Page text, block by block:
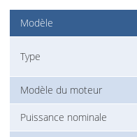
Modèle
Type
Modèle du moteur
Puissance nominale